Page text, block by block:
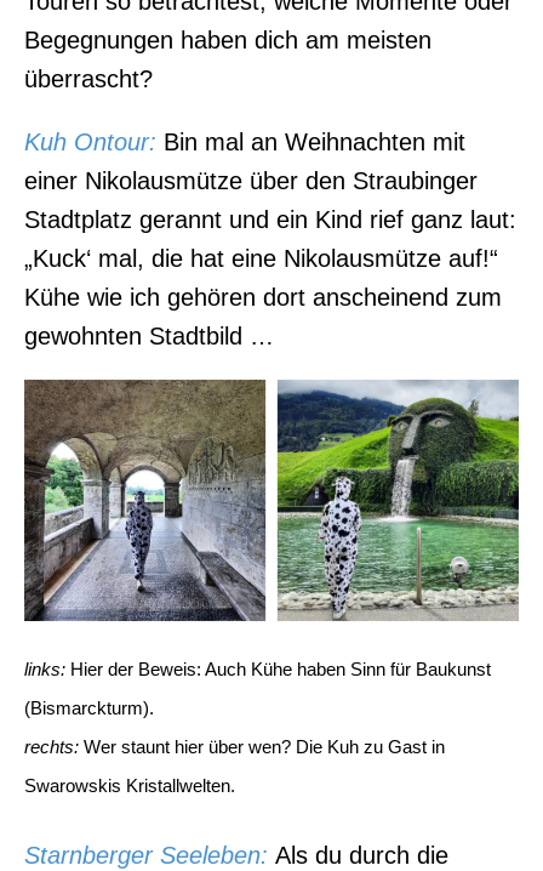
Begegnungen haben dich am meisten
überrascht?
Kuh Ontour: Bin mal an Weihnachten mit
einer Nikolausmütze über den Straubinger
Stadtplatz gerannt und ein Kind rief ganz laut:
„Kuck‘ mal, die hat eine Nikolausmütze auf!“
Kühe wie ich gehören dort anscheinend zum
gewohnten Stadtbild …
links: Hier der Beweis: Auch Kühe haben Sinn für Baukunst
(Bismarckturm).
rechts: Wer staunt hier über wen? Die Kuh zu Gast in
Swarowskis Kristallwelten.
Starnberger Seeleben: Als du durch die